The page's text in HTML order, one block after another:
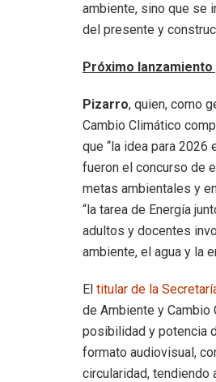
ambiente, sino que se
del presente y
Próximo
Pizarro, quien, como
Cambio Climático
que “la idea para
fueron el concurso de
metas ambientales y
“la tarea de Energía
adultos y docentes
ambiente, el agua y la
El titular de la
de Ambiente y Cambio
posibilidad y potencia
formato audiovisual,
circularidad,